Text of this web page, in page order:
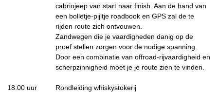
cabriojeep van start naar finish. Aan de hand van
een bolletje-pijltje roadbook en GPS zal de te
rijden route zich ontvouwen.
Zandwegen die je vaardigheden danig op de
proef stellen zorgen voor de nodige spanning.
Door een combinatie van offroad-rijvaardigheid en
scherpzinnigheid moet je je route zien te vinden.
18.00 uur
Rondleiding whiskystokerij